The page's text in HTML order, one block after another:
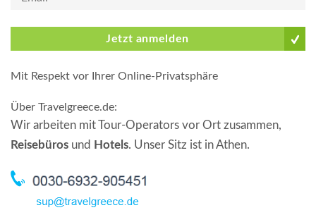
Jetzt anmelden
Mit Respekt vor Ihrer Online-Privatsphäre
Über Travelgreece.de:
Wir arbeiten mit Tour-Operators vor Ort zusammen,
Reisebüros und Hotels. Unser Sitz ist in Athen.